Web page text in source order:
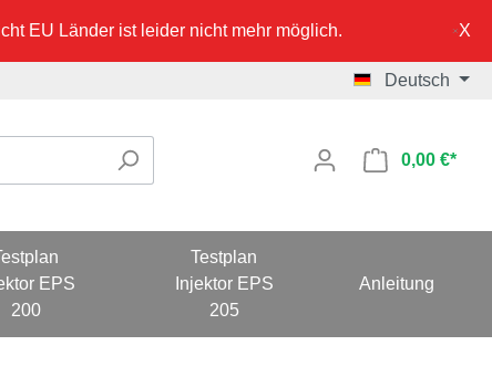
EU Länder ist leider nicht mehr möglich.
Deutsch
0,00 €*
EPS
200
Testplan
Injektor EPS
205
Anleitung